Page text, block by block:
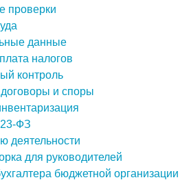
проверки
данные
налогов
контроль
и споры
ФЗ
деятельности
для руководителей
бюджетной организации